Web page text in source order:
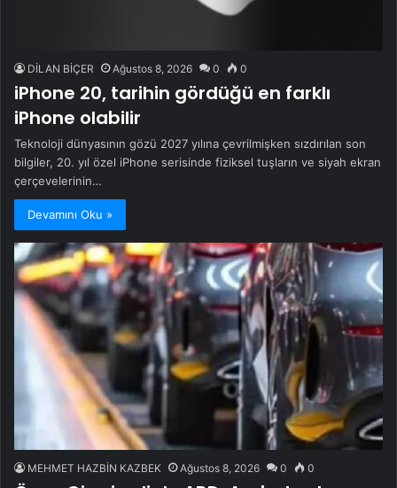
DİLAN BİÇER Ağustos 8, 2026 0 0
iPhone 20, tarihin gördüğü en farklı
iPhone olabilir
Teknoloji dünyasının gözü 2027 yılına çevrilmişken sızdırılan son
bilgiler, 20. yıl özel iPhone serisinde fiziksel tuşların ve siyah ekran
çerçevelerinin…
Devamını Oku »
MEHMET HAZBİN KAZBEK Ağustos 8, 2026 0 0